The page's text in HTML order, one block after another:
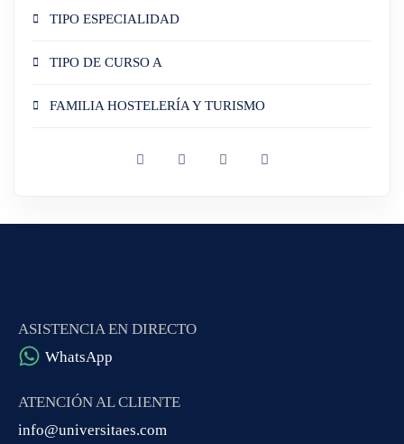
TIPO ESPECIALIDAD
TIPO DE CURSO A
FAMILIA HOSTELERÍA Y TURISMO
ASISTENCIA EN DIRECTO
WhatsApp
ATENCIÓN AL CLIENTE
info@universitaes.com